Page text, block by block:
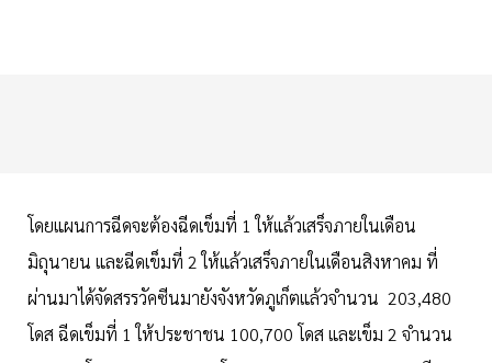
โดยแผนการฉีดจะต้องฉีดเข็มที่ 1 ให้แล้วเสร็จภายในเดือน
มิถุนายน และฉีดเข็มที่ 2 ให้แล้วเสร็จภายในเดือนสิงหาคม ที่
ผ่านมาได้จัดสรรวัคซีนมายังจังหวัดภูเก็ตแล้วจำนวน 203,480
โดส ฉีดเข็มที่ 1 ให้ประชาชน 100,700 โดส และเข็ม 2 จำนวน